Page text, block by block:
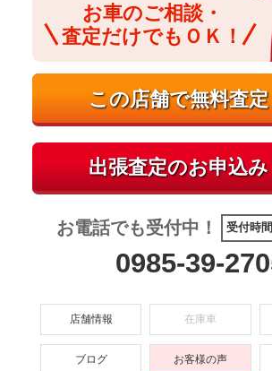
お車のご相談・
査定だけでもＯＫ！
お電話でも受付中！ 受付時
0985-39-
店舗情報 在庫車
ブログ お客様の声